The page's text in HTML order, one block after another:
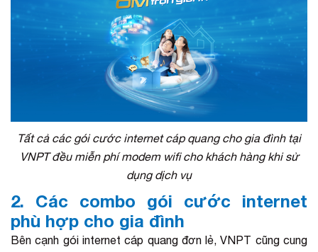
Tất cả các gói cước internet cáp quang cho gia đình tại
VNPT đều miễn phí modem wifi cho khách hàng khi sử
dụng dịch vụ
2. Các combo gói cước internet
phù hợp cho gia đình
Bên cạnh gói internet cáp quang đơn lẻ, VNPT cũng cung